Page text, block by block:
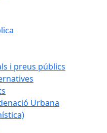
i preus públics
Urbana